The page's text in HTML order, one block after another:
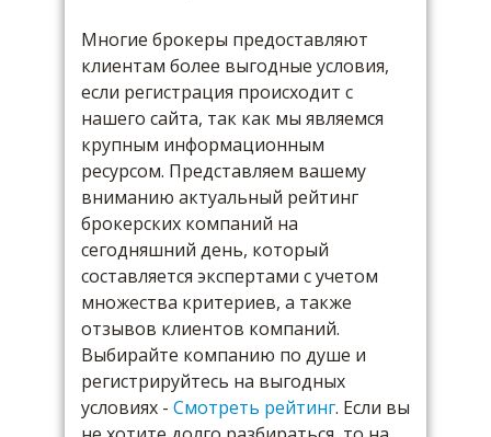
Многие брокеры предоставляют
клиентам более выгодные условия,
если регистрация происходит с
нашего сайта, так как мы являемся
крупным информационным
ресурсом. Представляем вашему
вниманию актуальный рейтинг
брокерских компаний на
сегодняшний день, который
составляется экспертами с учетом
множества критериев, а также
отзывов клиентов компаний.
Выбирайте компанию по душе и
регистрируйтесь на выгодных
условиях - Смотреть рейтинг. Если вы